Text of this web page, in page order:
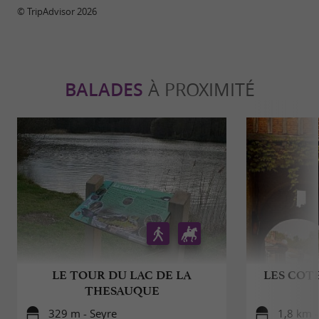
© TripAdvisor 2026
BALADES À PROXIMITÉ
LE TOUR DU LAC DE LA
THESAUQUE
329 m - Seyre
LES
1,8 km